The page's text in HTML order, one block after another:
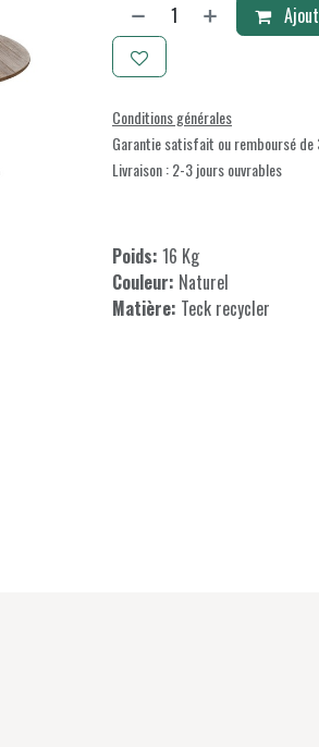
Conditions générales
Garantie satisfait ou remboursé de
Livraison : 2-3 jours ouvrables
Poids: 16 Kg
Couleur: Naturel
Matière: Teck recycler